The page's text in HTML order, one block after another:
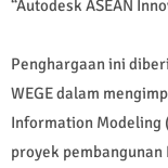
“Autodesk ASEAN
Penghargaan ini
WEGE dalam
Information Modeling
proyek pembangunan